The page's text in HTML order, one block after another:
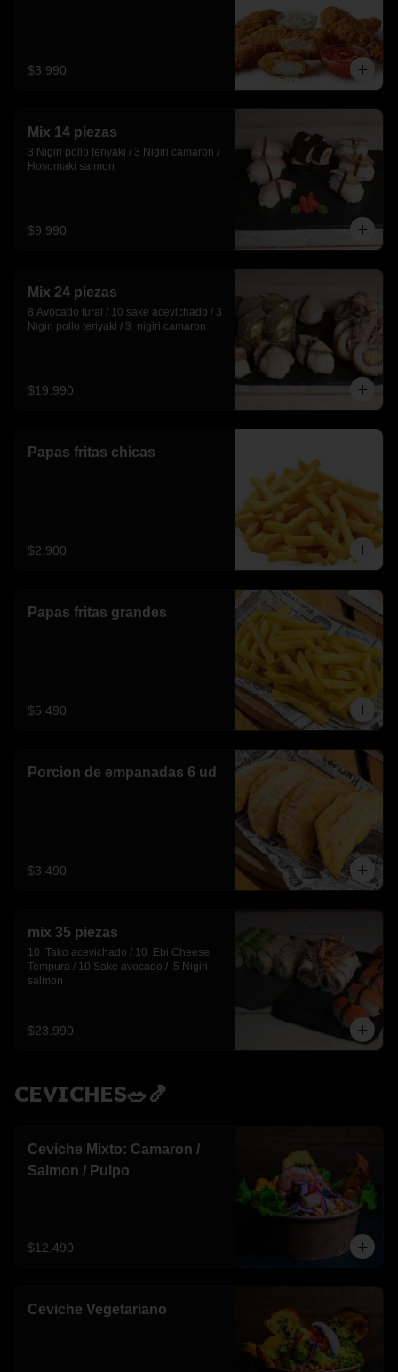
$3.990
Mix 14 piezas
3 Nigiri pollo teriyaki / 3 Nigiri camaron /
Hosomaki salmon
$9.990
Mix 24 piezas
8 Avocado furai / 10 sake acevichado / 3
Nigiri pollo teriyaki / 3  nigiri camaron
$19.990
Papas fritas chicas
$2.900
Papas fritas grandes
$5.490
Porcion de empanadas 6 ud
$3.490
mix 35 piezas
10  Tako acevichado / 10  Ebi Cheese
Tempura / 10 Sake avocado /  5 Nigiri
salmon
$23.990
CEVICHES🥗🍤
Ceviche Mixto: Camaron /
Salmon / Pulpo
$12.490
Ceviche Vegetariano